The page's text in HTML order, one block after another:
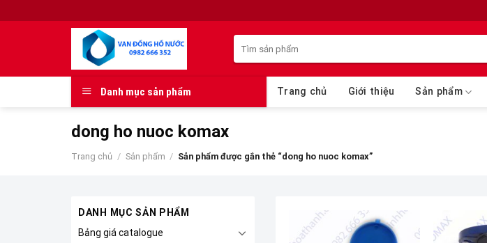
to
kiếm:
Danh mục sản phẩm Trang chủ Giới thiệu Sản phẩm
dong ho nuoc komax
Trang chủ / Sản phẩm / Sản phẩm được gắn thẻ “dong ho nuoc komax”
DANH MỤC SẢN PHẨM
Bảng giá catalogue